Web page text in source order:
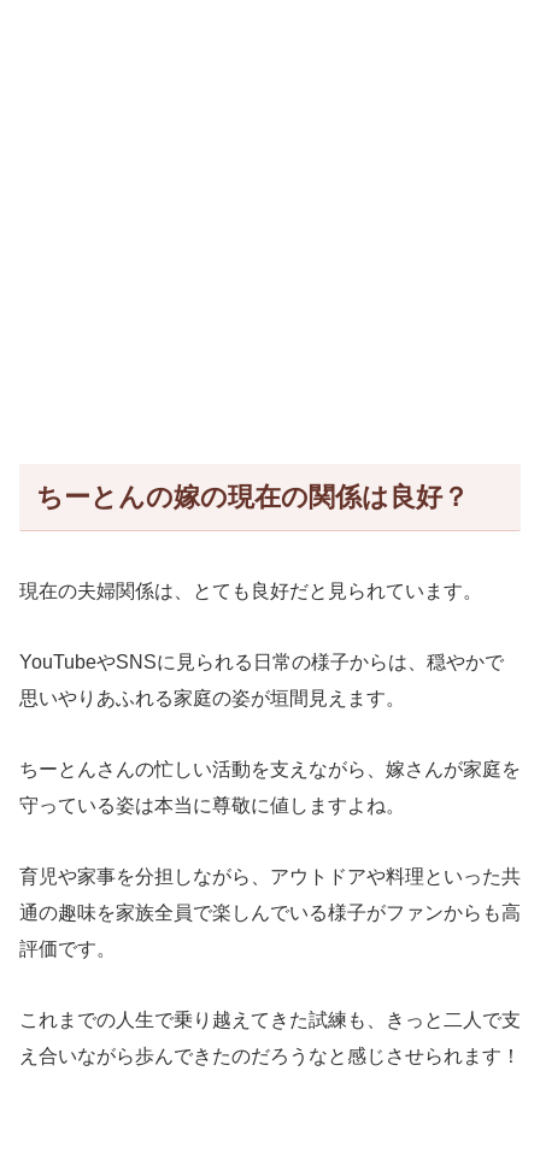
ちーとんの嫁の現在の関係は良好？
現在の夫婦関係は、とても良好だと見られています。
YouTubeやSNSに見られる日常の様子からは、穏やかで
思いやりあふれる家庭の姿が垣間見えます。
ちーとんさんの忙しい活動を支えながら、嫁さんが家庭を
守っている姿は本当に尊敬に値しますよね。
育児や家事を分担しながら、アウトドアや料理といった共
通の趣味を家族全員で楽しんでいる様子がファンからも高
評価です。
これまでの人生で乗り越えてきた試練も、きっと二人で支
え合いながら歩んできたのだろうなと感じさせられます！